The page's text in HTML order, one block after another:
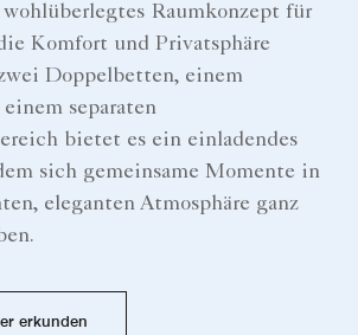
Raumkonzept für
Komfort und Privatsphäre
Doppelbetten, einem
separaten
bietet es ein einladendes
sich gemeinsame Momente in
eleganten Atmosphäre ganz
erkunden